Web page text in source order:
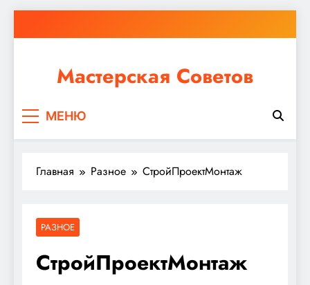
к
Мастерская Советов
ремонт или крупное строительство, в Мастерской
МЕНЮ
Главная Разное СтройПроектМонтаж
РАЗНОЕ
СтройПроектМонтаж